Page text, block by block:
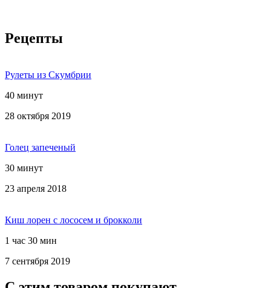
Рецепты
Рулеты из Скумбрии
40 минут
28 октября 2019
Голец запеченый
30 минут
23 апреля 2018
Киш лорен с лососем и брокколи
1 час 30 мин
7 сентября 2019